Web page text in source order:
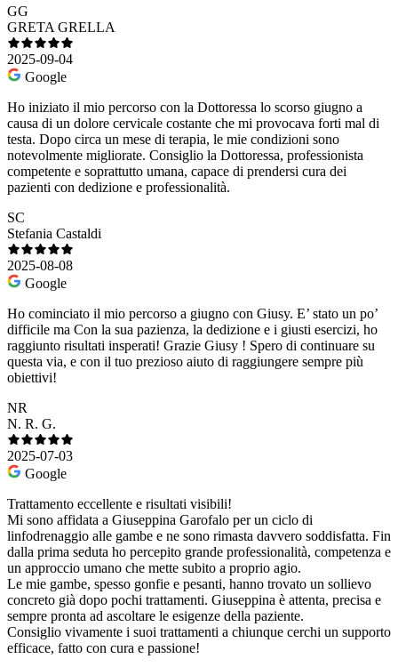
GG
GRETA GRELLA
2025-09-04
Google
Ho iniziato il mio percorso con la Dottoressa lo scorso giugno a
causa di un dolore cervicale costante che mi provocava forti mal di
testa. Dopo circa un mese di terapia, le mie condizioni sono
notevolmente migliorate. Consiglio la Dottoressa, professionista
competente e soprattutto umana, capace di prendersi cura dei
pazienti con dedizione e professionalità.
SC
Stefania Castaldi
2025-08-08
Google
Ho cominciato il mio percorso a giugno con Giusy. E’ stato un po’
difficile ma Con la sua pazienza, la dedizione e i giusti esercizi, ho
raggiunto risultati insperati! Grazie Giusy ! Spero di continuare su
questa via, e con il tuo prezioso aiuto di raggiungere sempre più
obiettivi!
NR
N. R. G.
2025-07-03
Google
Trattamento eccellente e risultati visibili!
Mi sono affidata a Giuseppina Garofalo per un ciclo di
linfodrenaggio alle gambe e ne sono rimasta davvero soddisfatta. Fin
dalla prima seduta ho percepito grande professionalità, competenza e
un approccio umano che mette subito a proprio agio.
Le mie gambe, spesso gonfie e pesanti, hanno trovato un sollievo
concreto già dopo pochi trattamenti. Giuseppina è attenta, precisa e
sempre pronta ad ascoltare le esigenze della paziente.
Consiglio vivamente i suoi trattamenti a chiunque cerchi un supporto
efficace, fatto con cura e passione!